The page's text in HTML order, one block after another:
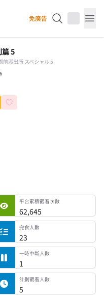
免廣告
5
前派出所 スペシャル 5
平台累積觀看次數
62,645
完食人數
23
一時中斷人數
1
計劃觀看人數
5